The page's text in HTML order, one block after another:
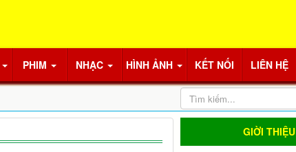
PHIM NHẠC HÌNH ẢNH KẾT NỐI LIÊN HỆ
GIỜI THIỆU